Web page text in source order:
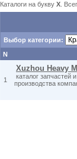
Каталоги на букву X .
Выбор категории:
N
1
Xuzhou Heavy
каталог запчастей
производства